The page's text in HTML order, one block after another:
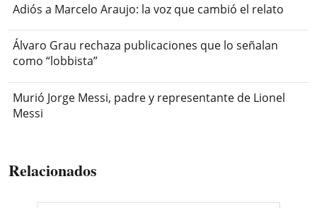
Adiós a Marcelo Araujo: la voz que cambió el relato
Álvaro Grau rechaza publicaciones que lo señalan
como “lobbista”
Murió Jorge Messi, padre y representante de Lionel
Messi
Relacionados